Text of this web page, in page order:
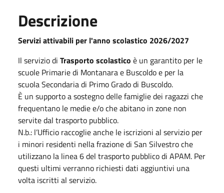
Descrizione
Servizi attivabili per l'anno scolastico 2026/2027
Il servizio di Trasporto scolastico è un garantito per le
scuole Primarie di Montanara e Buscoldo e per la
scuola Secondaria di Primo Grado di Buscoldo.
È un supporto a sostegno delle famiglie dei ragazzi che
frequentano le medie e/o che abitano in zone non
servite dal trasporto pubblico.
N.b.: l’Ufficio raccoglie anche le iscrizioni al servizio per
i minori residenti nella frazione di San Silvestro che
utilizzano la linea 6 del trasporto pubblico di APAM. Per
questi ultimi verranno richiesti dati aggiuntivi una
volta iscritti al servizio.